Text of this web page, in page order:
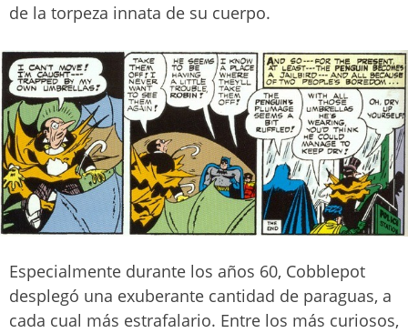
de la torpeza innata de su cuerpo.
Especialmente durante los años 60, Cobblepot
desplegó una exuberante cantidad de paraguas, a
cada cual más estrafalario. Entre los más curiosos,